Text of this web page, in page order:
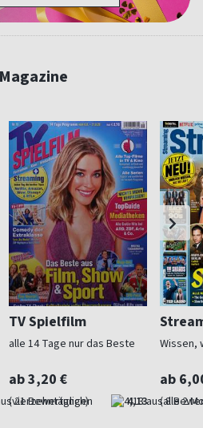
TV Spielfilm
alle 14 Tage nur das Beste
ab 3,20 €
(vierzehntäglich) 4,13
Wissen,
ab
(alle 2